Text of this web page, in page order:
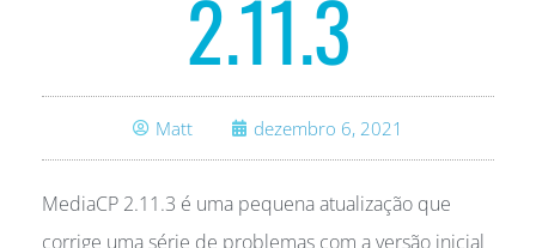
2.11.3
Matt dezembro 6, 2021
MediaCP 2.11.3 é uma pequena atualização que
corrige uma série de problemas com a versão inicial